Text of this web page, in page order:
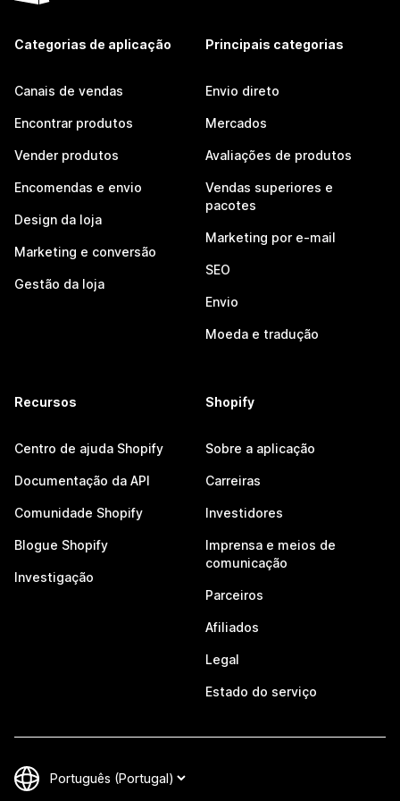
Categorias de aplicação
Canais de vendas
Encontrar produtos
Vender produtos
Encomendas e envio
Design da loja
Marketing e conversão
Gestão da loja
Principais categorias
Envio direto
Mercados
Avaliações de produtos
Vendas superiores e
pacotes
Marketing por e-mail
SEO
Envio
Moeda e tradução
Recursos
Centro de ajuda Shopify
Documentação da API
Comunidade Shopify
Blogue Shopify
Investigação
Shopify
Sobre a aplicação
Carreiras
Investidores
Imprensa e meios de
comunicação
Parceiros
Afiliados
Legal
Estado do serviço